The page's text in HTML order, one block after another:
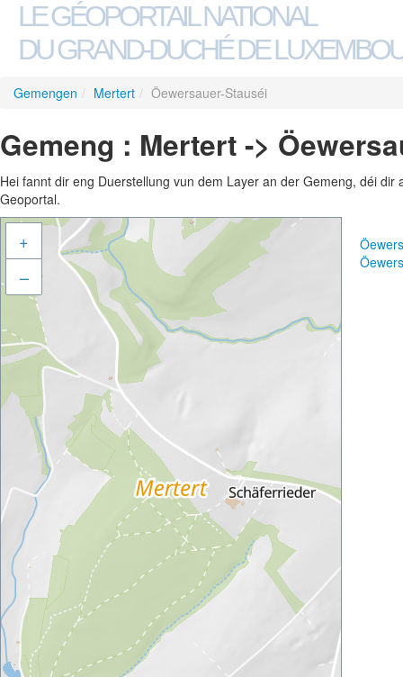
LE GÉOPORTAIL NATIONAL
DU GRAND-DUCHÉ DE
Gemengen / Mertert / Öewersauer-Stauséi
Gemeng : Mertert ->
Hei fannt dir eng Duerstellung vun dem Layer an der Gemeng, déi
Geoportal.
+
–